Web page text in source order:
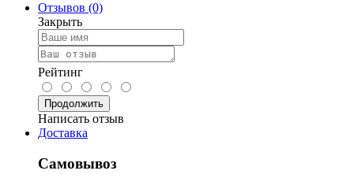
Отзывов (0)
Закрыть
Рейтинг
Продолжить
Написать отзыв
Доставка
Самовывоз